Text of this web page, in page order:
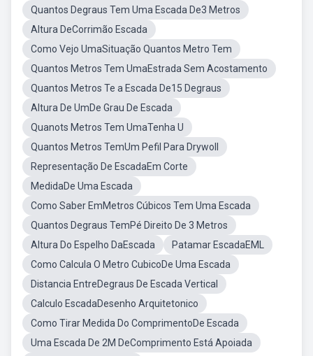
Quantos Degraus Tem Uma Escada De3 Metros
Altura DeCorrimão Escada
Como Vejo UmaSituação Quantos Metro Tem
Quantos Metros Tem UmaEstrada Sem Acostamento
Quantos Metros Te a Escada De15 Degraus
Altura De UmDe Grau De Escada
Quanots Metros Tem UmaTenha U
Quantos Metros TemUm Pefil Para Drywoll
Representação De EscadaEm Corte
MedidaDe Uma Escada
Como Saber EmMetros Cúbicos Tem Uma Escada
Quantos Degraus TemPé Direito De 3 Metros
Altura Do Espelho DaEscada
Patamar EscadaEML
Como Calcula O Metro CubicoDe Uma Escada
Distancia EntreDegraus De Escada Vertical
Calculo EscadaDesenho Arquitetonico
Como Tirar Medida Do ComprimentoDe Escada
Uma Escada De 2M DeComprimento Está Apoiada